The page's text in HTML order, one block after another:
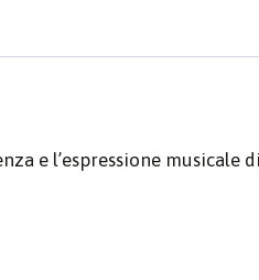
e l’espressione musicale